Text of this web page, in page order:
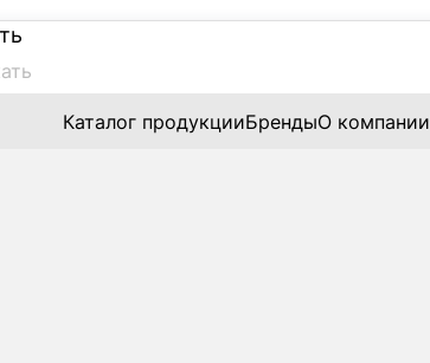
Каталог продукцииБрендыО компании